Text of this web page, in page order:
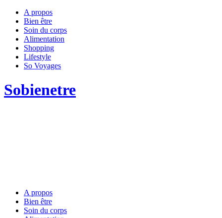
A propos
Bien être
Soin du corps
Alimentation
Shopping
Lifestyle
So Voyages
Sobienetre
A propos
Bien être
Soin du corps